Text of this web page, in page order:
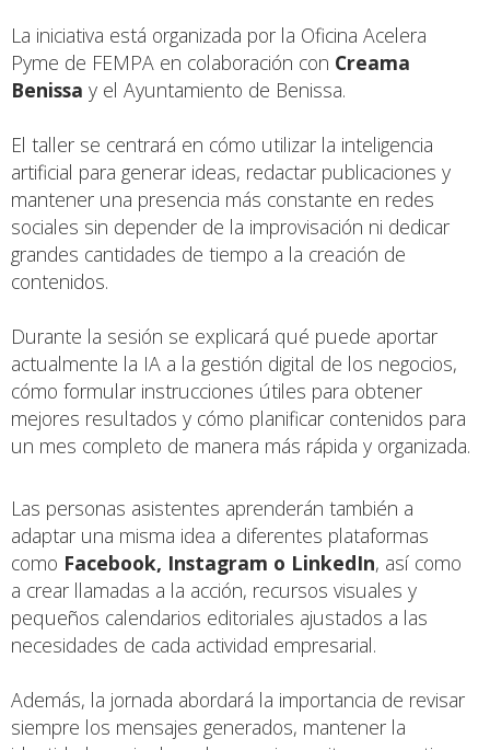
La iniciativa está organizada por la Oficina Acelera
Pyme de FEMPA en colaboración con Creama
Benissa y el Ayuntamiento de Benissa.
El taller se centrará en cómo utilizar la inteligencia
artificial para generar ideas, redactar publicaciones y
mantener una presencia más constante en redes
sociales sin depender de la improvisación ni dedicar
grandes cantidades de tiempo a la creación de
contenidos.
Durante la sesión se explicará qué puede aportar
actualmente la IA a la gestión digital de los negocios,
cómo formular instrucciones útiles para obtener
mejores resultados y cómo planificar contenidos para
un mes completo de manera más rápida y organizada.
Las personas asistentes aprenderán también a
adaptar una misma idea a diferentes plataformas
como Facebook, Instagram o LinkedIn, así como
a crear llamadas a la acción, recursos visuales y
pequeños calendarios editoriales ajustados a las
necesidades de cada actividad empresarial.
Además, la jornada abordará la importancia de revisar
siempre los mensajes generados, mantener la